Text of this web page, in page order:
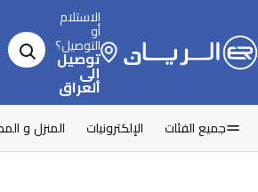
الاستلام
أو
التوصيل؟
توصيل
إلى
العراق
جميع الفئات الإلكترونيات المنزل و